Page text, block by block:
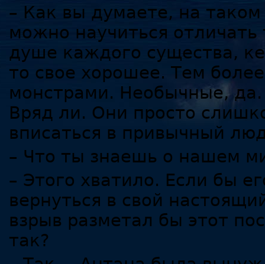
– Как вы думаете, на
можно научиться
душе каждого существа,
то свое хорошее. Тем
монстрами. Необычные,
Вряд ли. Они просто
вписаться в привычный
– Что ты знаешь о нашем
– Этого хватило. Если бы
вернуться в свой
взрыв разметал бы этот
так?